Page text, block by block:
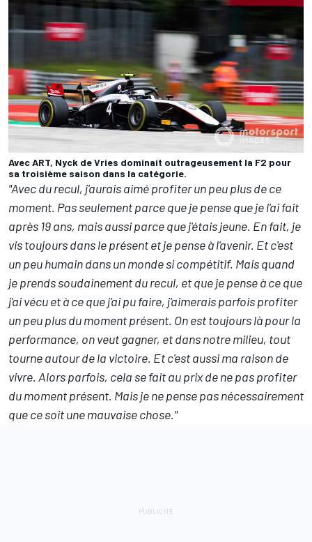
Avec ART, Nyck de Vries dominait outrageusement la F2 pour
sa troisième saison dans la catégorie.
"Avec du recul, j'aurais aimé profiter un peu plus de ce
moment. Pas seulement parce que je pense que je l'ai fait
après 19 ans, mais aussi parce que j'étais jeune. En fait, je
vis toujours dans le présent et je pense à l'avenir. Et c'est
un peu humain dans un monde si compétitif. Mais quand
je prends soudainement du recul, et que je pense à ce que
j'ai vécu et à ce que j'ai pu faire, j'aimerais parfois profiter
un peu plus du moment présent. On est toujours là pour la
performance, on veut gagner, et dans notre milieu, tout
tourne autour de la victoire. Et c'est aussi ma raison de
vivre. Alors parfois, cela se fait au prix de ne pas profiter
du moment présent. Mais je ne pense pas nécessairement
que ce soit une mauvaise chose."